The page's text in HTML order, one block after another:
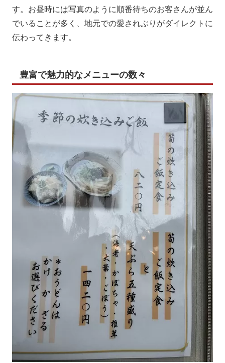
す。お昼時には写真のように順番待ちのお客さんが並ん
でいることが多く、地元での愛されぶりがダイレクトに
伝わってきます。
豊富で魅力的なメニューの数々